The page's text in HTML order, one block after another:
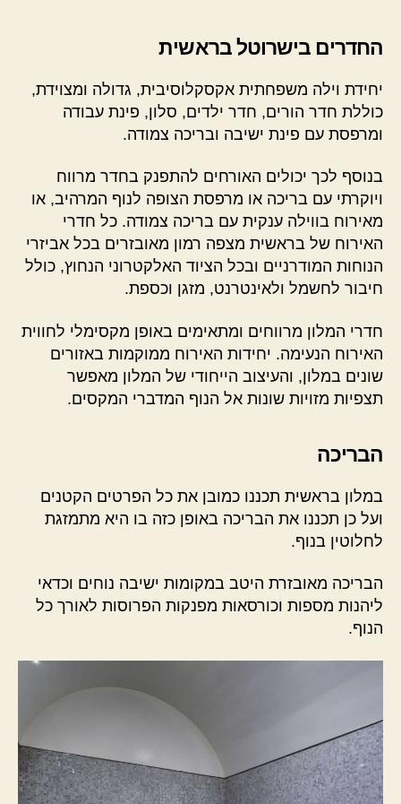
החדרים בישרוטל בראשית
יחידת וילה משפחתית אקסקלוסיבית, גדולה ומצוידת,
כוללת חדר הורים, חדר ילדים, סלון, פינת עבודה
ומרפסת עם פינת ישיבה ובריכה צמודה.
בנוסף לכך יכולים האורחים להתפנק בחדר מרווח
ויוקרתי עם בריכה או מרפסת הצופה לנוף המרהיב, או
מאירוח בווילה ענקית עם בריכה צמודה. כל חדרי
האירוח של בראשית מצפה רמון מאובזרים בכל אביזרי
הנוחות המודרניים ובכל הציוד האלקטרוני הנחוץ, כולל
חיבור לחשמל ולאינטרנט, מזגן וכספת.
חדרי המלון מרווחים ומתאימים באופן מקסימלי לחווית
האירוח הנעימה. יחידות האירוח ממוקמות באזורים
שונים במלון, והעיצוב הייחודי של המלון מאפשר
תצפיות מזויות שונות אל הנוף המדברי המקסים.
הבריכה
במלון בראשית תכננו כמובן את כל הפרטים הקטנים
ועל כן תכננו את הבריכה באופן כזה בו היא מתמזגת
לחלוטין בנוף.
הבריכה מאובזרת היטב במקומות ישיבה נוחים וכדאי
ליהנות מספות וכורסאות מפנקות הפרוסות לאורך כל
הנוף.